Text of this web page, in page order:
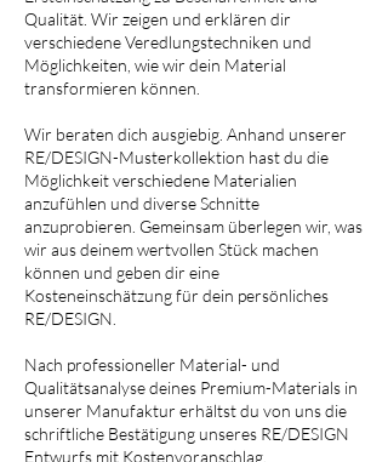
Qualität. Wir zeigen und erklären dir
verschiedene Veredlungstechniken und
Möglichkeiten, wie wir dein Material
transformieren können.
Wir beraten dich ausgiebig. Anhand unserer
RE/DESIGN-Musterkollektion hast du die
Möglichkeit verschiedene Materialien
anzufühlen und diverse Schnitte
anzuprobieren. Gemeinsam überlegen wir, was
wir aus deinem wertvollen Stück machen
können und geben dir eine
Kosteneinschätzung für dein persönliches
RE/DESIGN.
Nach professioneller Material- und
Qualitätsanalyse deines Premium-Materials in
unserer Manufaktur erhältst du von uns die
schriftliche Bestätigung unseres RE/DESIGN
Entwurfs mit Kostenvoranschlag.